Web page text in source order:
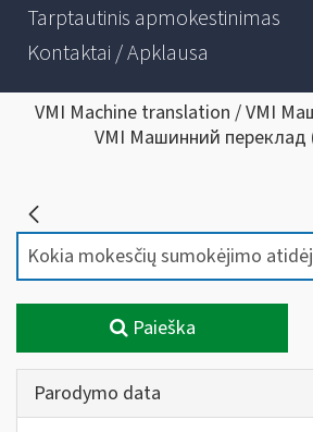
Tarptautinis apmokestinimas
Kontaktai / Apklausa
VMI Machine translation / VMI
VMI Машинний переклад
Paieška
Parodymo data